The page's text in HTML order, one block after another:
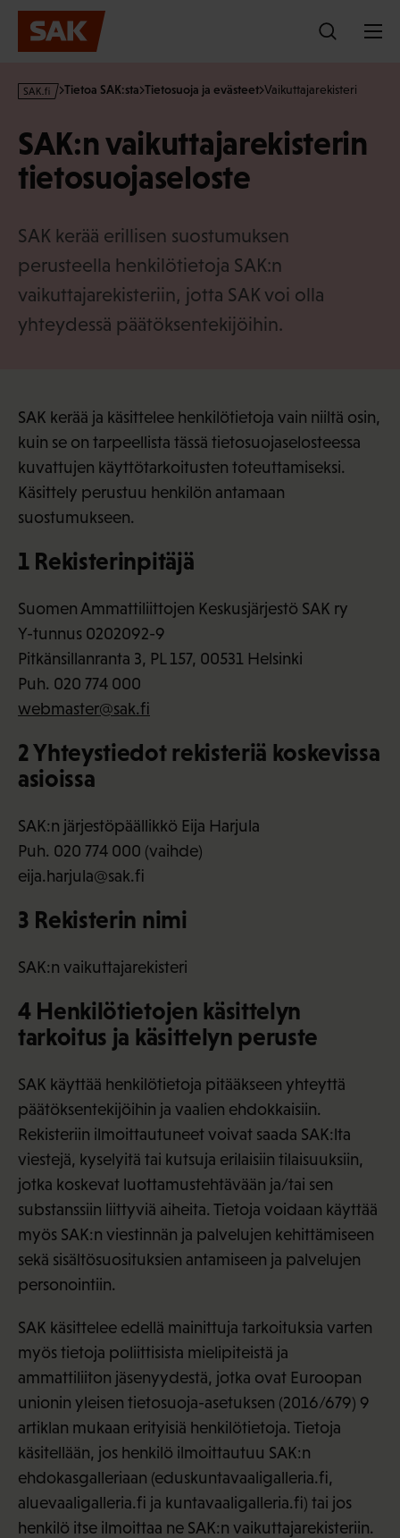
Hyppää
sisältöön
s
·
Tietoa SAK:sta Tietosuoja ja evästeet Vaikuttajarekisteri
SAK:n vaikuttajarekisterin
tietosuojaseloste
SAK kerää erillisen suostumuksen
perusteella henkilötietoja SAK:n
vaikuttajarekisteriin, jotta SAK voi olla
yhteydessä päätöksentekijöihin.
SAK kerää ja käsittelee henkilötietoja vain niiltä osin,
kuin se on tarpeellista tässä tietosuojaselosteessa
kuvattujen käyttötarkoitusten toteuttamiseksi.
Käsittely perustuu henkilön antamaan
suostumukseen.
1 Rekisterinpitäjä
Suomen Ammattiliittojen Keskusjärjestö SAK ry
Y-tunnus 0202092-9
Pitkänsillanranta 3, PL 157, 00531 Helsinki
Puh. 020 774 000
webmaster@sak.fi
2 Yhteystiedot rekisteriä koskevissa
asioissa
SAK:n järjestöpäällikkö Eija Harjula
Puh. 020 774 000 (vaihde)
eija.harjula@sak.fi
3 Rekisterin nimi
SAK:n vaikuttajarekisteri
4 Henkilötietojen käsittelyn
tarkoitus ja käsittelyn peruste
SAK käyttää henkilötietoja pitääkseen yhteyttä
päätöksentekijöihin ja vaalien ehdokkaisiin.
Rekisteriin ilmoittautuneet voivat saada SAK:lta
viestejä, kyselyitä tai kutsuja erilaisiin tilaisuuksiin,
jotka koskevat luottamustehtävään ja/tai sen
substanssiin liittyviä aiheita. Tietoja voidaan käyttää
myös SAK:n viestinnän ja palvelujen kehittämiseen
sekä sisältösuosituksien antamiseen ja palvelujen
personointiin.
SAK käsittelee edellä mainittuja tarkoituksia varten
myös tietoja poliittisista mielipiteistä ja
ammattiliiton jäsenyydestä, jotka ovat Euroopan
unionin yleisen tietosuoja-asetuksen (2016/679) 9
artiklan mukaan erityisiä henkilötietoja. Tietoja
käsitellään, jos henkilö ilmoittautuu SAK:n
ehdokasgalleriaan (eduskuntavaaligalleria.fi,
aluevaaligalleria.fi ja kuntavaaligalleria.fi) tai jos
henkilö itse ilmoittaa ne SAK:n vaikuttajarekisteriin.